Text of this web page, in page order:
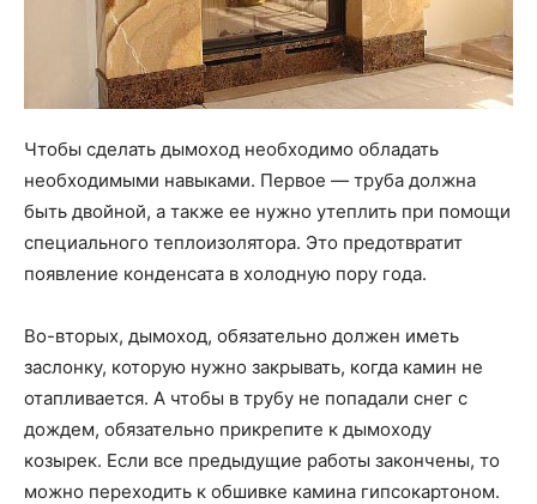
Чтобы сделать дымоход необходимо обладать
необходимыми навыками. Первое — труба должна
быть двойной, а также ее нужно утеплить при помощи
специального теплоизолятора. Это предотвратит
появление конденсата в холодную пору года.
Во-вторых, дымоход, обязательно должен иметь
заслонку, которую нужно закрывать, когда камин не
отапливается. А чтобы в трубу не попадали снег с
дождем, обязательно прикрепите к дымоходу
козырек. Если все предыдущие работы закончены, то
можно переходить к обшивке камина гипсокартоном.